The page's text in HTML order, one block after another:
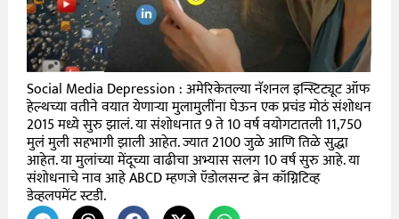
Social Media Depression : अमेरिकेतल्या नॅशनल इन्स्टिट्यूट ऑफ
हेल्थच्या वतीने वयात येणाऱ्या मुलामुलींना घेऊन एक प्रचंड मोठं संशोधन
2015 मध्ये सुरु झालं. या संशोधनात 9 ते 10 वर्ष वयोगटातली 11,750
मुलं मुली सहभागी झाली आहेत. ज्यात 2100 जुळे आणि तिळे सुद्धा
आहेत. या मुलांच्या मेंदूच्या वाढीचा अभ्यास सलग 10 वर्ष सुरु आहे. या
संशोधनाचे नाव आहे ABCD म्हणजे ऍडोलसन्ट ब्रेन कॉग्निटिव्ह
डेव्हलपमेंट स्टडी.